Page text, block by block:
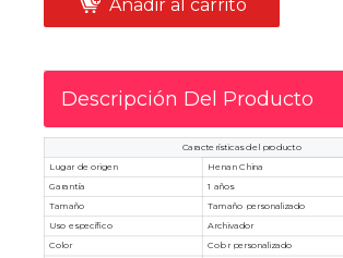
Añadir al carrito
Descripción Del Producto
Características del producto
Lugar de origen
Henan China
Garantía
1 años
Tamaño
Tamaño personalizado
Uso específico
Archivador
Color
Color personalizado